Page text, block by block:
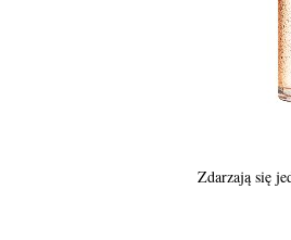
Zdarzają się